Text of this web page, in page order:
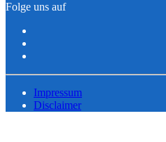
Folge uns auf
Impressum
Disclaimer